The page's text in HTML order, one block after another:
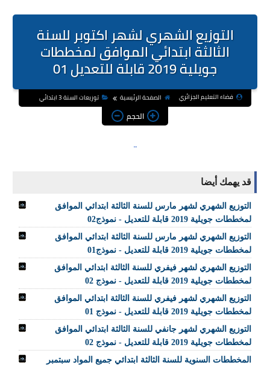
التوزيع الشهري لشهر اكتوبر للسنة
الثالثة ابتدائي الموافق لمخططات
جويلية 2019 قابلة للتعديل 01
فضاء التعليم الجزائري الصفحة الرئيسية توزيعات السنة 3 ابتدائي
الحجم
قد يهمك أيضا
التوزيع الشهري لشهر مارس للسنة الثالثة ابتدائي الموافق
لمخططات جويلية 2019 قابلة للتعديل - نموذج02
التوزيع الشهري لشهر مارس للسنة الثالثة ابتدائي الموافق
لمخططات جويلية 2019 قابلة للتعديل - نموذج01
التوزيع الشهري لشهر فيفري للسنة الثالثة ابتدائي الموافق
لمخططات جويلية 2019 قابلة للتعديل - نموذج 02
التوزيع الشهري لشهر فيفري للسنة الثالثة ابتدائي الموافق
لمخططات جويلية 2019 قابلة للتعديل - نموذج 01
التوزيع الشهري لشهر جانفي للسنة الثالثة ابتدائي الموافق
لمخططات جويلية 2019 قابلة للتعديل - نموذج 02
المخططات السنوية للسنة الثالثة ابتدائي جميع المواد سبتمبر